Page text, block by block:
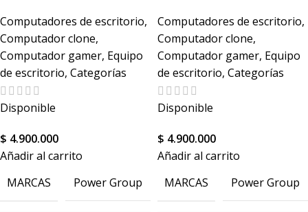
Computadores de escritorio,
Computador clone,
Computador gamer, Equipo
de escritorio, Categorías
Disponible
$ 4.900.000
Añadir al carrito
MARCAS
Power Group
Computadores de escritorio,
Computador clone,
Computador gamer, Equipo
de escritorio, Categorías
Disponible
$ 4.900.000
Añadir al carrito
MARCAS
Power Group